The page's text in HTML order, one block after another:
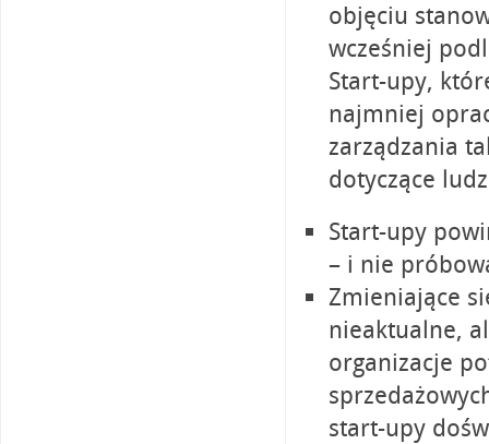
objęciu
wcześniej
Start-upy,
najmniej
zarządzania
dotyczące
Start-upy
– i nie
Zmieniające
nieaktualne,
organizacje
start-upy